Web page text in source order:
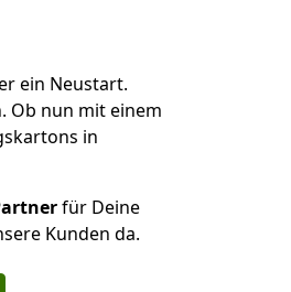
ein Neustart.
Ob nun mit einem
in
für Deine
Kunden da.